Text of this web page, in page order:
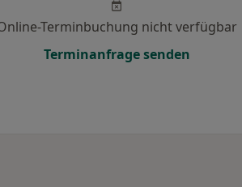
Terminbuchung nicht verfügbar
Terminanfrage senden